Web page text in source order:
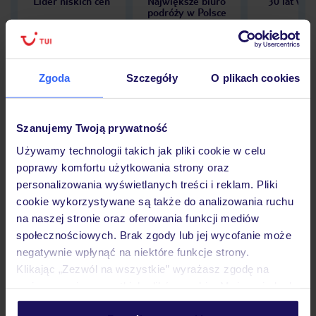
Zgoda Szczegóły O plikach cookies
Szanujemy Twoją prywatność
Używamy technologii takich jak pliki cookie w celu
poprawy komfortu użytkowania strony oraz
personalizowania wyświetlanych treści i reklam. Pliki
cookie wykorzystywane są także do analizowania ruchu
na naszej stronie oraz oferowania funkcji mediów
społecznościowych. Brak zgody lub jej wycofanie może
negatywnie wpłynąć na niektóre funkcje strony.
Klikając „Zezwól na wszystkie” wyrażasz zgodę na
personalizować swój wybór wchodząc w zakładkę
podróży w Polsce
Opinie
Pokoje
Wyżywienie